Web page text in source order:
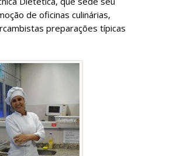
de oficinas culinárias,
preparações típicas